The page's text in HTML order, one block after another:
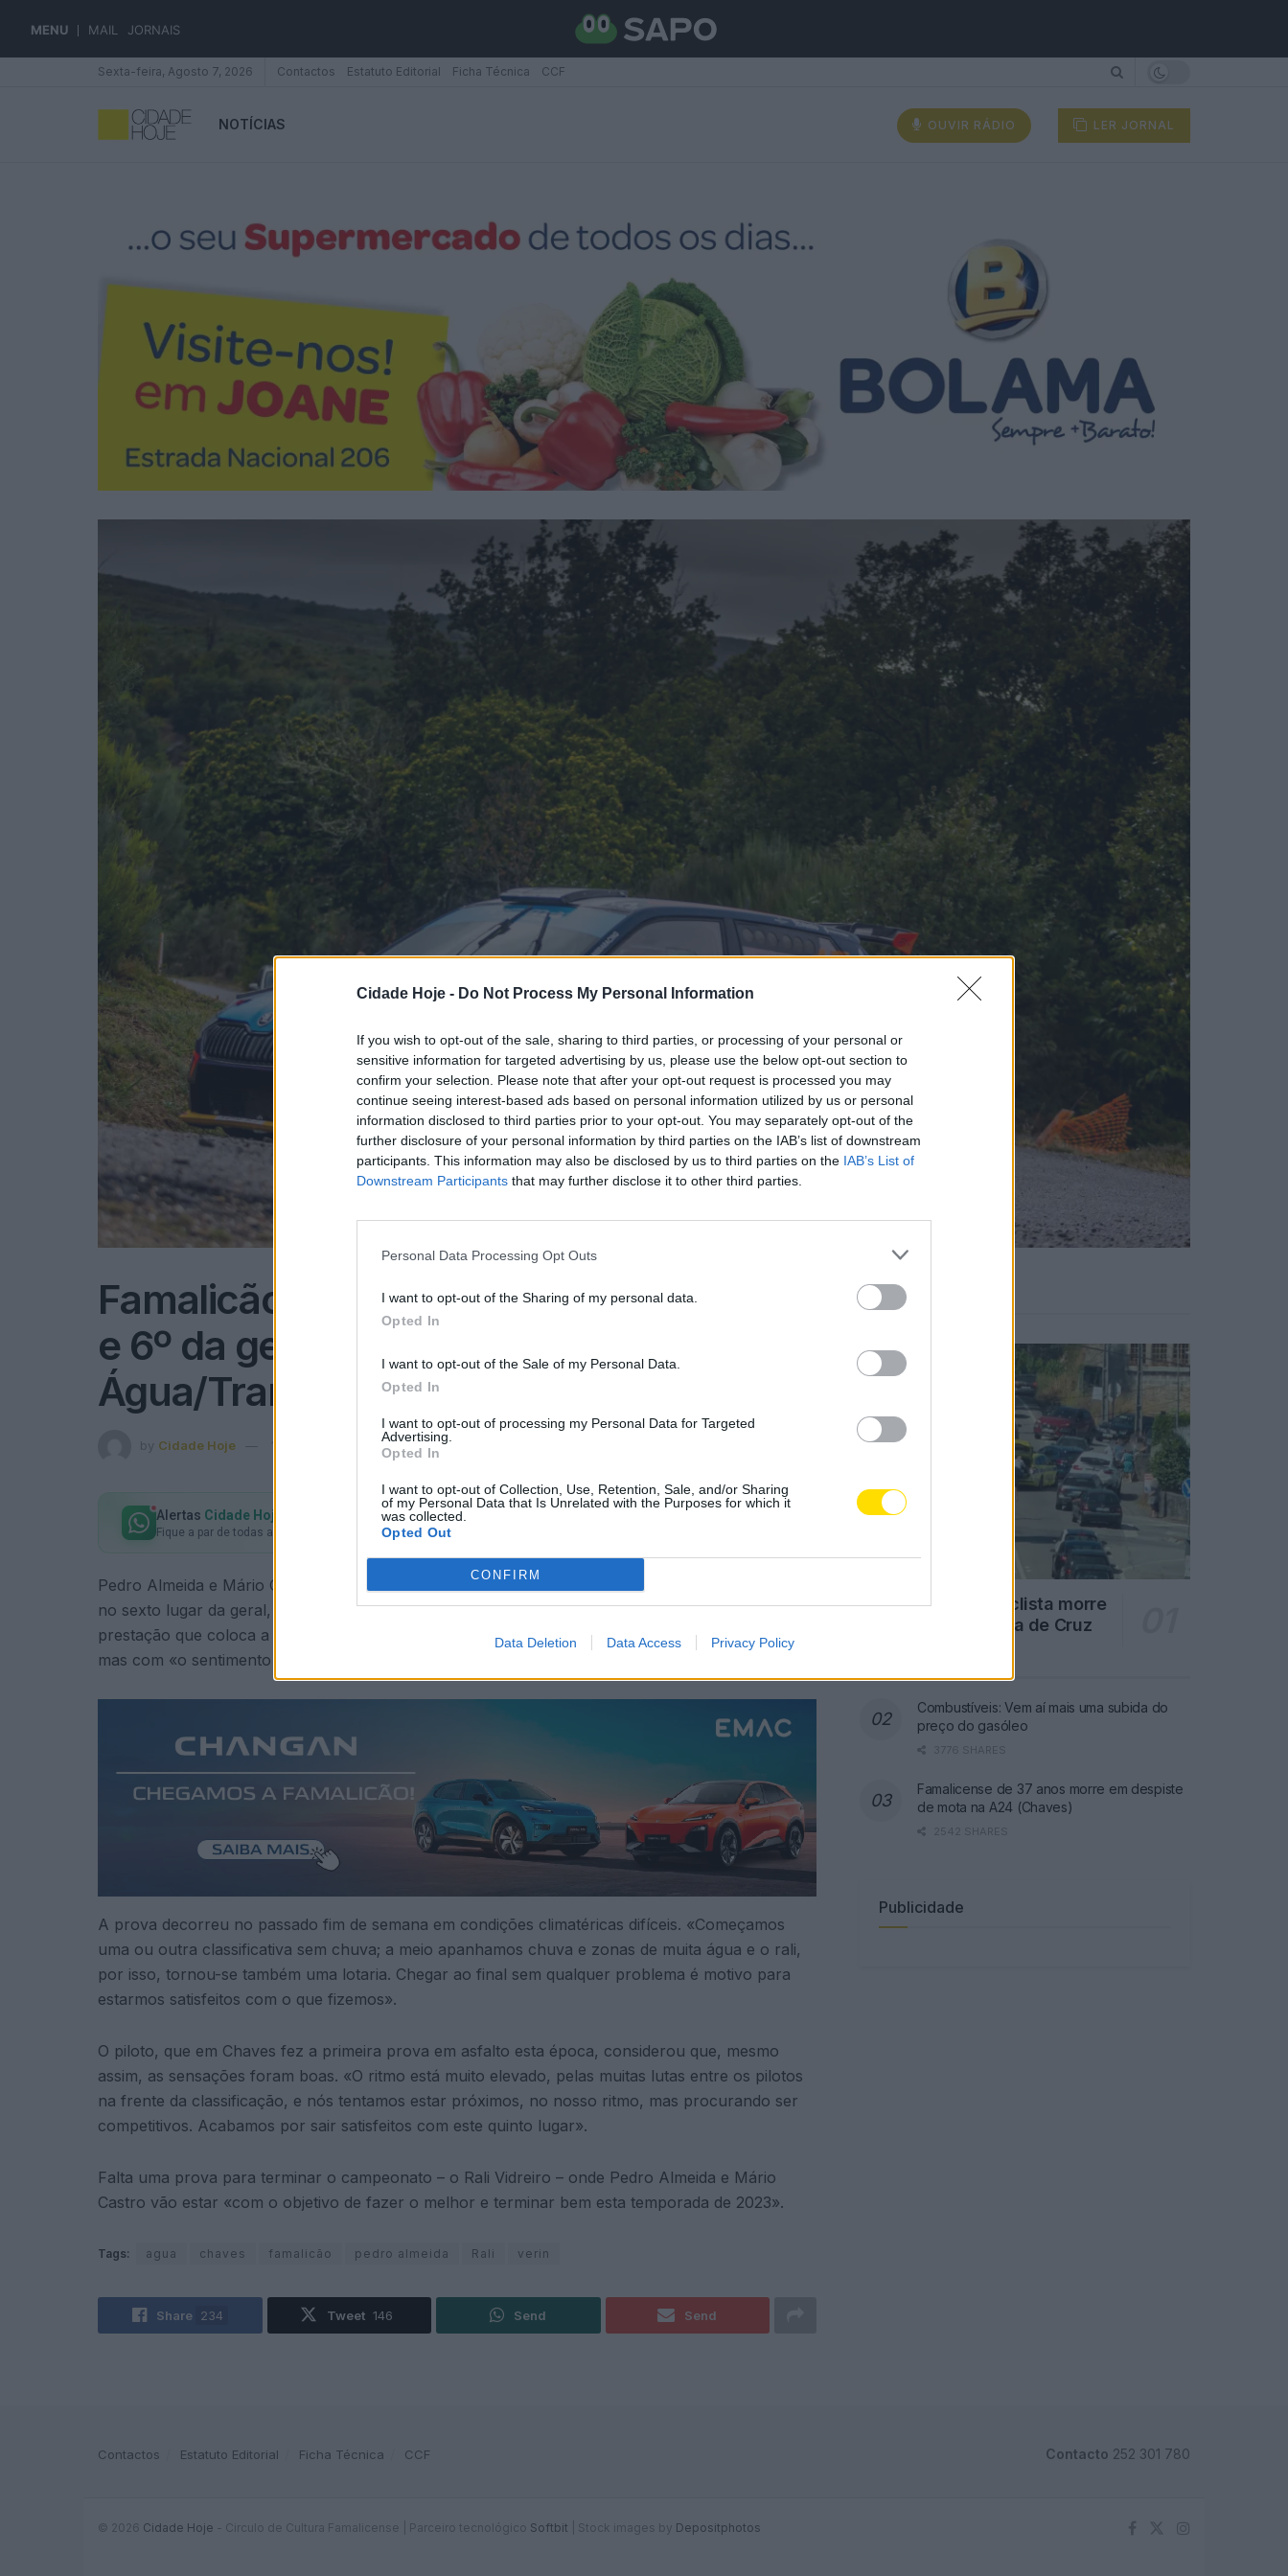
Cidade Hoje - Do Not Process My Personal Information
If you wish to opt-out of the sale, sharing to third parties, or processing of your personal or
sensitive information for targeted advertising by us, please use the below opt-out section to
confirm your selection. Please note that after your opt-out request is processed you may
continue seeing interest-based ads based on personal information utilized by us or personal
information disclosed to third parties prior to your opt-out. You may separately opt-out of the
further disclosure of your personal information by third parties on the IAB’s list of downstream
participants. This information may also be disclosed by us to third parties on the IAB’s List of
Downstream Participants that may further disclose it to other third parties.
Personal Data Processing Opt Outs
I want to opt-out of the Sharing of my personal data.
Opted In
I want to opt-out of the Sale of my Personal Data.
Opted In
I want to opt-out of processing my Personal Data for Targeted
Advertising.
Opted In
I want to opt-out of Collection, Use, Retention, Sale, and/or Sharing
of my Personal Data that Is Unrelated with the Purposes for which it
was collected.
Opted Out
CONFIRM
Data Deletion Data Access Privacy Policy
MENU MAIL JORNAIS
Sexta-feira, Agosto 7, 2026 Contactos Estatuto Editorial Ficha Técnica CCF
NOTÍCIAS OUVIR RÁDIO LER JORNAL
Famalicão: Pedro Almeida foi 5º no CPR
e 6º da geral no Rali da
Água/Transibérico
by Cidade Hoje 18 de Setembro, 2023 in Concelho
Alertas Cidade Hoje no seu WhatsApp
Fique a par de todas as notícias em primeira mão!
Pedro Almeida e Mário Castro terminaram o Rali da Água Transibérico Eurocidade Chaves-Verin
no sexto lugar da geral, quinto entre os pilotos do Campeonato de Portugal de Ralis. Uma
prestação que coloca a equipa «relativamente satisfeita», tendo em conta as condições do rali,
mas com «o sentimento de missão cumprida neste regresso à competição», disse Pedro Almeida.
A prova decorreu no passado fim de semana em condições climatéricas difíceis. «Começamos
uma ou outra classificativa sem chuva; a meio apanhamos chuva e zonas de muita água e o rali,
por isso, tornou-se também uma lotaria. Chegar ao final sem qualquer problema é motivo para
estarmos satisfeitos com o que fizemos».
O piloto, que em Chaves fez a primeira prova em asfalto esta época, considerou que, mesmo
assim, as sensações foram boas. «O ritmo está muito elevado, pelas muitas lutas entre os pilotos
na frente da classificação, e nós tentamos estar próximos, no nosso ritmo, mas procurando ser
competitivos. Acabamos por sair satisfeitos com este quinto lugar».
Falta uma prova para terminar o campeonato – o Rali Vidreiro – onde Pedro Almeida e Mário
Castro vão estar «com o objetivo de fazer o melhor e terminar bem esta temporada de 2023».
Tags: agua chaves famalicão pedro almeida Rali verin
Share 234 Tweet 146 Send Send
Notícias Populares
Famalicão: Motociclista morre
na N14 na freguesia de Cruz
Combustíveis: Vem aí mais uma subida do
preço do gasóleo
3776 SHARES
Famalicense de 37 anos morre em despiste
de mota na A24 (Chaves)
2542 SHARES
Publicidade
Contactos Estatuto Editorial Ficha Técnica CCF Contacto 252 301 780
© 2026 Cidade Hoje - Circulo de Cultura Famalicense | Parceiro tecnológico Softbit Stock images by Depositphotos